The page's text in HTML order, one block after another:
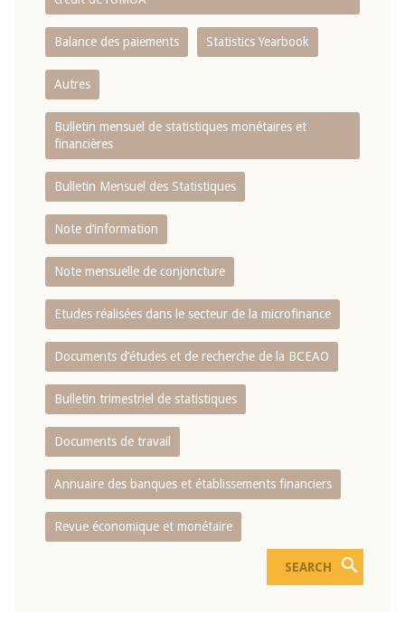
Balance des paiements Statistics Yearbook
Autres
Bulletin mensuel de statistiques monétaires et
financières
Bulletin Mensuel des Statistiques
Note d’information
Note mensuelle de conjoncture
Etudes réalisées dans le secteur de la microfinance
Documents d’études et de recherche de la BCEAO
Bulletin trimestriel de statistiques
Documents de travail
Annuaire des banques et établissements financiers
Revue économique et monétaire